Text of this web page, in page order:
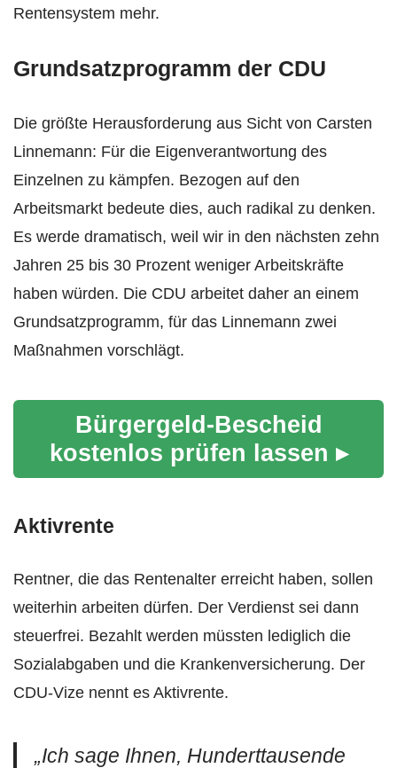
Rentensystem mehr.
Grundsatzprogramm der CDU
Die größte Herausforderung aus Sicht von Carsten
Linnemann: Für die Eigenverantwortung des
Einzelnen zu kämpfen. Bezogen auf den
Arbeitsmarkt bedeute dies, auch radikal zu denken.
Es werde dramatisch, weil wir in den nächsten zehn
Jahren 25 bis 30 Prozent weniger Arbeitskräfte
haben würden. Die CDU arbeitet daher an einem
Grundsatzprogramm, für das Linnemann zwei
Maßnahmen vorschlägt.
Bürgergeld-Bescheid
kostenlos prüfen lassen ▸
Aktivrente
Rentner, die das Rentenalter erreicht haben, sollen
weiterhin arbeiten dürfen. Der Verdienst sei dann
steuerfrei. Bezahlt werden müssten lediglich die
Sozialabgaben und die Krankenversicherung. Der
CDU-Vize nennt es Aktivrente.
„Ich sage Ihnen, Hunderttausende